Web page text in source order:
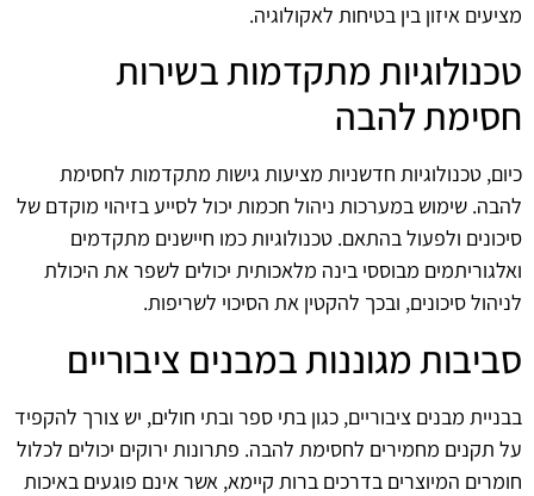
מציעים איזון בין בטיחות לאקולוגיה.
טכנולוגיות מתקדמות בשירות
חסימת להבה
כיום, טכנולוגיות חדשניות מציעות גישות מתקדמות לחסימת
להבה. שימוש במערכות ניהול חכמות יכול לסייע בזיהוי מוקדם של
סיכונים ולפעול בהתאם. טכנולוגיות כמו חיישנים מתקדמים
ואלגוריתמים מבוססי בינה מלאכותית יכולים לשפר את היכולת
לניהול סיכונים, ובכך להקטין את הסיכוי לשריפות.
סביבות מגוננות במבנים ציבוריים
בבניית מבנים ציבוריים, כגון בתי ספר ובתי חולים, יש צורך להקפיד
על תקנים מחמירים לחסימת להבה. פתרונות ירוקים יכולים לכלול
חומרים המיוצרים בדרכים ברות קיימא, אשר אינם פוגעים באיכות